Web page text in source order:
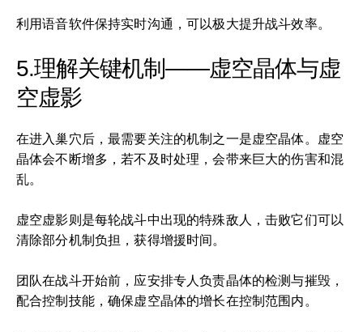
利用语音软件保持实时沟通，可以极大提升战斗效率。
5.理解关键机制——虚空晶体与虚
空虚影
在进入巢穴后，最需要关注的机制之一是虚空晶体。虚空
晶体会不断增多，若不及时处理，会带来巨大的伤害和混
乱。
虚空虚影则是每轮战斗中出现的特殊敌人，击败它们可以
清除部分机制负担，获得增援时间。
团队在战斗开始前，应安排专人负责晶体的检测与摧毁，
配合控制技能，确保虚空晶体的增长在控制范围内。